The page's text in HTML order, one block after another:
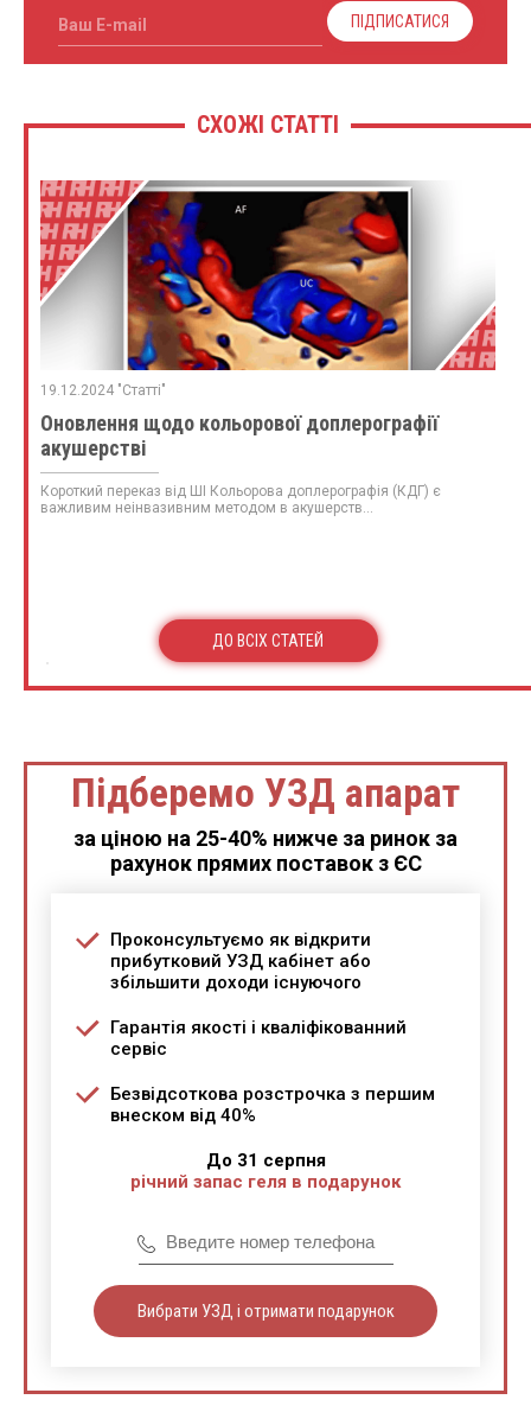
Ваш E-mail ПІДПИСАТИСЯ
СХОЖІ СТАТТІ
19.12.2024 "Статті"
Оновлення щодо кольорової доплерографії
акушерстві
Короткий переказ від ШІ Кольорова доплерографія (КДГ) є
важливим неінвазивним методом в акушерств...
ДО ВСІХ СТАТЕЙ
Підберемо УЗД апарат
за ціною на 25-40% нижче за ринок за
рахунок прямих поставок з ЄС
Проконсультуємо як відкрити
прибутковий УЗД кабінет або
збільшити доходи існуючого
Гарантія якості і кваліфікованний
сервіс
Безвідсоткова розстрочка з першим
внеском від 40%
До 31 серпня
річний запас геля в подарунок
Вибрати УЗД і отримати подарунок